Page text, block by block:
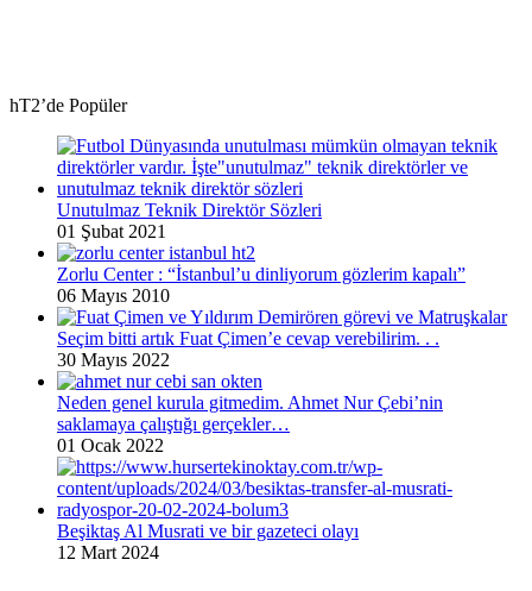
hT2’de Popüler
Unutulmaz Teknik Direktör Sözleri
01 Şubat 2021
Zorlu Center : “İstanbul’u dinliyorum gözlerim kapalı”
06 Mayıs 2010
Seçim bitti artık Fuat Çimen’e cevap verebilirim. . .
30 Mayıs 2022
Neden genel kurula gitmedim. Ahmet Nur Çebi’nin
saklamaya çalıştığı gerçekler…
01 Ocak 2022
Beşiktaş Al Musrati ve bir gazeteci olayı
12 Mart 2024